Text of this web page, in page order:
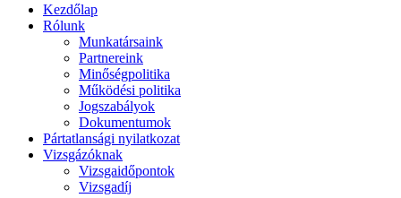
Kezdőlap
Rólunk
Munkatársaink
Partnereink
Minőségpolitika
Működési politika
Jogszabályok
Dokumentumok
Pártatlansági nyilatkozat
Vizsgázóknak
Vizsgaidőpontok
Vizsgadíj